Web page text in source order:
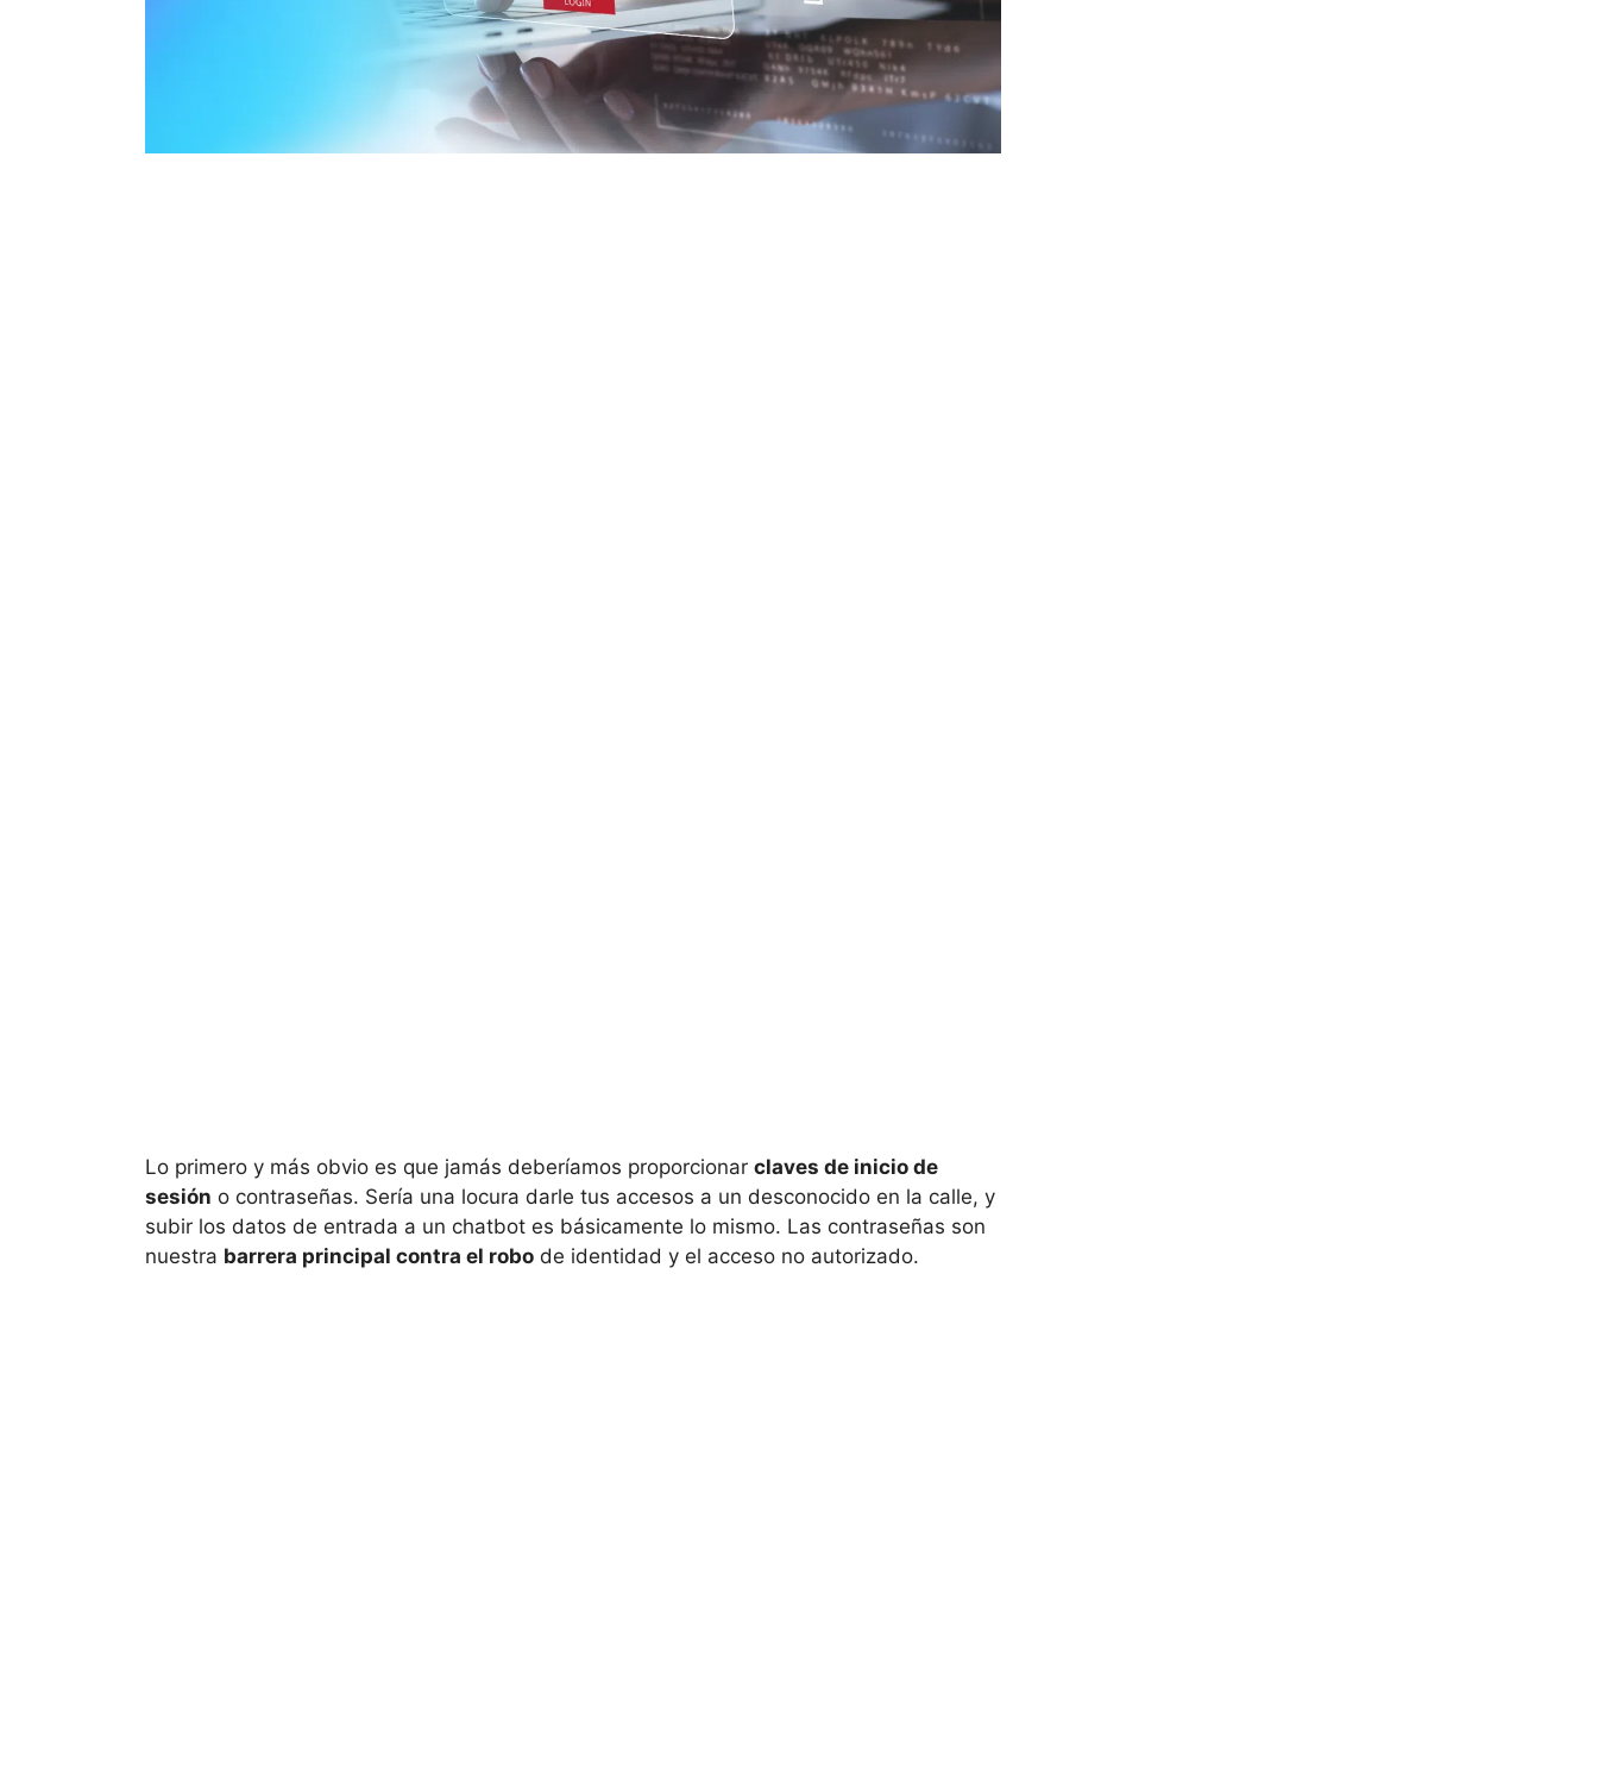
Lo primero y más obvio es que jamás deberíamos proporcionar claves de inicio de
sesión o contraseñas. Sería una locura darle tus accesos a un desconocido en la calle, y
subir los datos de entrada a un chatbot es básicamente lo mismo. Las contraseñas son
nuestra barrera principal contra el robo de identidad y el acceso no autorizado.